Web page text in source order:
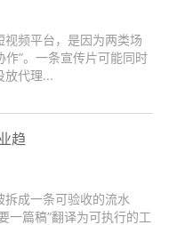
频平台，是因为两类场
作”。一条宣传片可能同时
放代理...
趋
拆成一条可验收的流水
一篇稿”翻译为可执行的工